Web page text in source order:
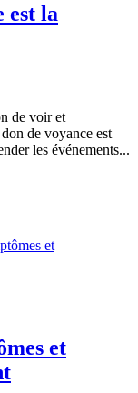
est la
de voir et
de voyance est
les événements...
et